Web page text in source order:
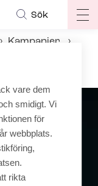
Sök
Kampanjer
vare dem
smidigt. Vi
för
webbplats.
rikta